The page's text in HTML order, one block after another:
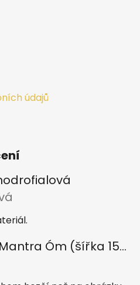
údajů
5 hvězdiček.
Měděný náramek Mantra Óm (šířka 15 mm)
5 hvězdiček.